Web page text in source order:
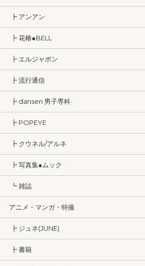
┣ アンアン
┣ 花椿●BELL
┣ エルジャポン
┣ 流行通信
┣ dansen 男子専科
┣ POPEYE
┣ クウネル/アルネ
┣ 写真集●ムック
┗ 雑誌
アニメ・マンガ・特撮
┣ ジュネ(JUNE)
┣ 書籍